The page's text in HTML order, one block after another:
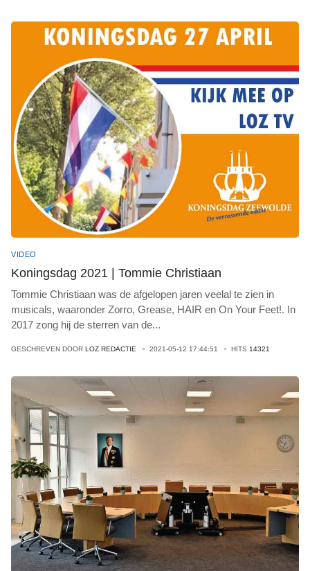
VIDEO
Koningsdag 2021 | Tommie Christiaan
Tommie Christiaan was de afgelopen jaren veelal te zien in
musicals, waaronder Zorro, Grease, HAIR en On Your Feet!. In
2017 zong hij de sterren van de...
GESCHREVEN DOOR LOZ REDACTIE 2021-05-12 17:44:51 HITS 14321